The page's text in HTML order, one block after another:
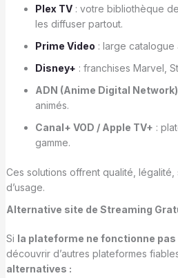
Plex TV: votre bibliothèque
les diffuser partout.
Prime Video : large catalogue
Disney+ : franchises Marvel,
ADN (Anime Digital Network)
animés.
Canal+ VOD / Apple TV+ :
gamme.
Ces solutions offrent qualité,
d’usage.
Alternative site de Streaming
Si la plateforme ne fonctionne pas
découvrir d’autres plateformes
alternatives :